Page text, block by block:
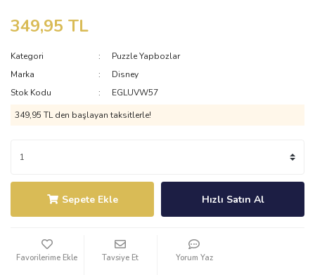
349,95 TL
Kategori
Puzzle Yapbozlar
Marka
Disney
Stok Kodu
EGLUVW57
349,95 TL den başlayan taksitlerle!
Sepete Ekle Hızlı Satın Al
Tavsiye Et Yorum Yaz